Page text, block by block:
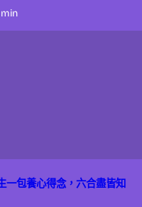
一包養心得念，六合盡皆知